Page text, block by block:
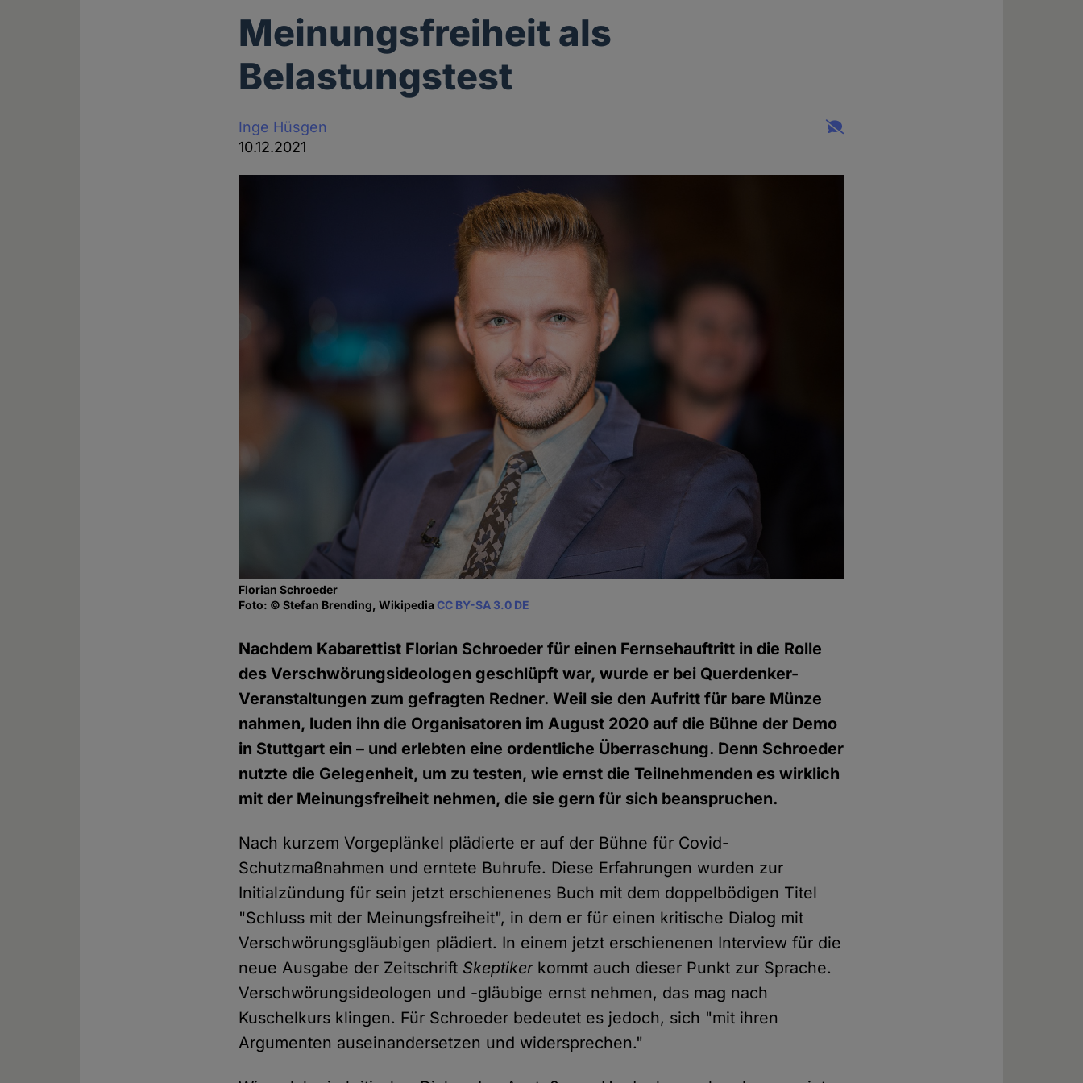
Meinungsfreiheit als
Belastungstest
Inge Hüsgen
10.12.2021
Florian Schroeder
Foto: © Stefan Brending, WikipediaCC BY-SA 3.0 DE
Nachdem Kabarettist Florian Schroeder für einen Fernsehauftritt in die Rolle
des Verschwörungsideologen geschlüpft war, wurde er bei Querdenker-
Veranstaltungen zum gefragten Redner. Weil sie den Aufritt für bare Münze
nahmen, luden ihn die Organisatoren im August 2020 auf die Bühne der Demo
in Stuttgart ein – und erlebten eine ordentliche Überraschung. Denn Schroeder
nutzte die Gelegenheit, um zu testen, wie ernst die Teilnehmenden es wirklich
mit der Meinungsfreiheit nehmen, die sie gern für sich beanspruchen.
Nach kurzem Vorgeplänkel plädierte er auf der Bühne für Covid-
Schutzmaßnahmen und erntete Buhrufe. Diese Erfahrungen wurden zur
Initialzündung für sein jetzt erschienenes Buch mit dem doppelbödigen Titel
"Schluss mit der Meinungsfreiheit", in dem er für einen kritische Dialog mit
Verschwörungsgläubigen plädiert. In einem jetzt erschienenen Interview für die
neue Ausgabe der Zeitschrift Skeptikerkommt auch dieser Punkt zur Sprache.
Verschwörungsideologen und -gläubige ernst nehmen, das mag nach
Kuschelkurs klingen. Für Schroeder bedeutet es jedoch, sich "mit ihren
Argumenten auseinandersetzen und widersprechen."